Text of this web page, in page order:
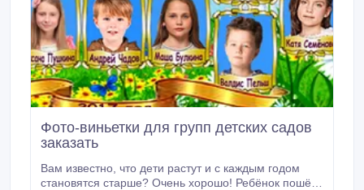
Фото-виньетки для групп детских садов
заказать
Вам известно, что дети растут и с каждым годом
становятся старше? Очень хорошо! Ребёнок пошёл